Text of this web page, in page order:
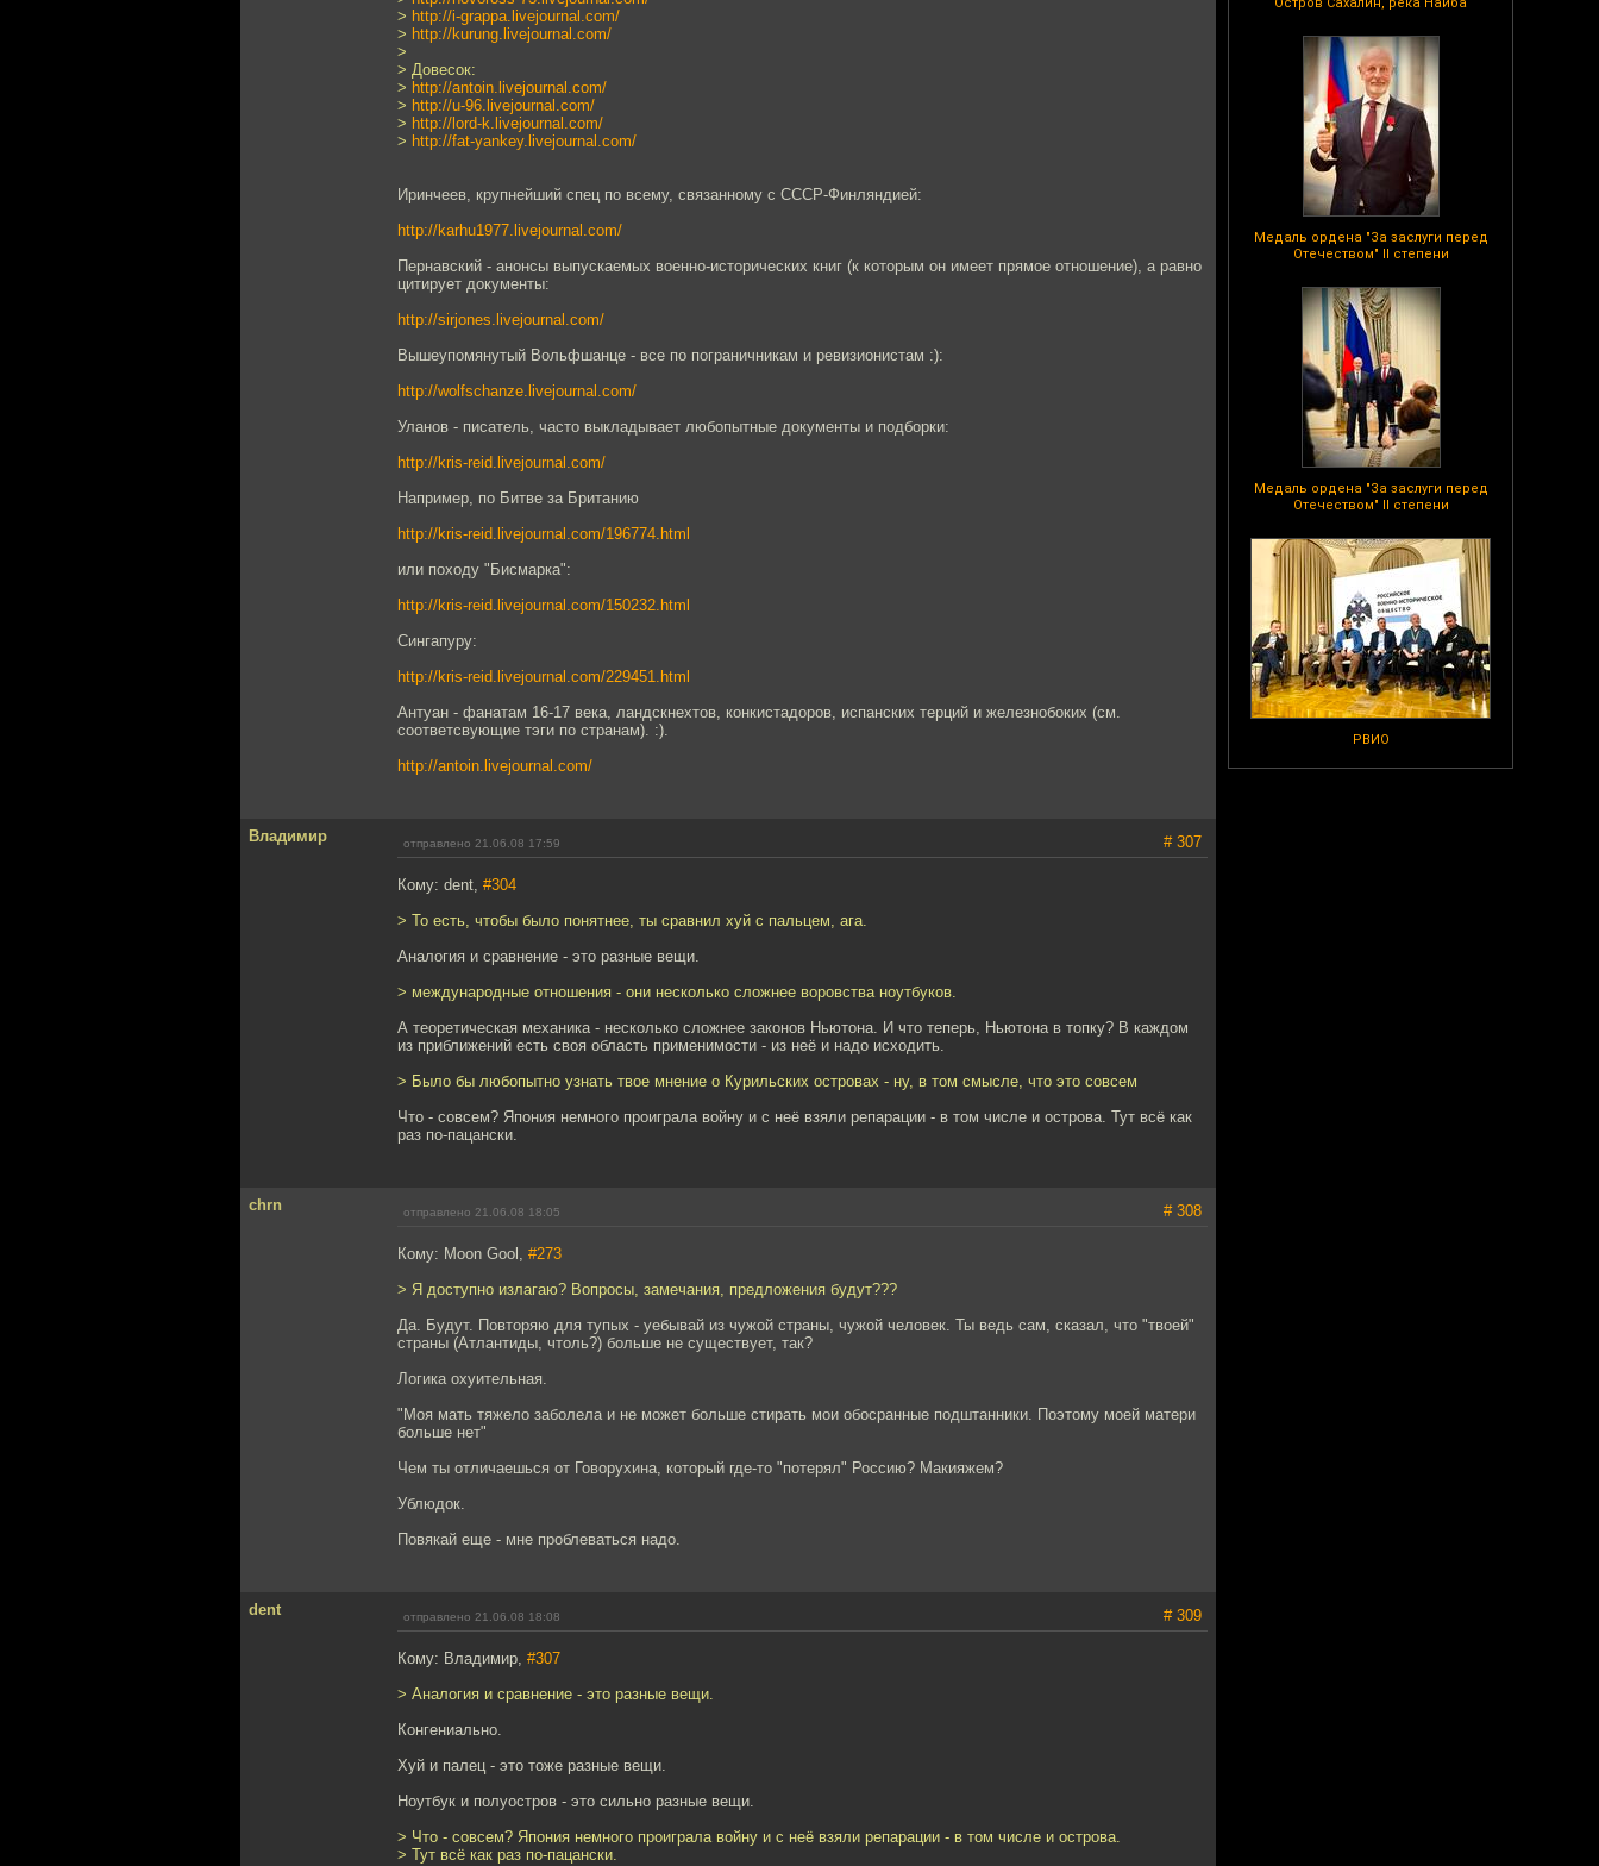
Медаль ордена "За заслуги перед
Отечеством" II степени
Медаль ордена "За заслуги перед
Отечеством" II степени
РВИО
> http://i-grappa.livejournal.com/
> http://kurung.livejournal.com/
>
> Довесок:
> http://antoin.livejournal.com/
> http://u-96.livejournal.com/
> http://lord-k.livejournal.com/
> http://fat-yankey.livejournal.com/
Иринчеев, крупнейший спец по всему, связанному с СССР-Финляндией:
http://karhu1977.livejournal.com/
Пернавский - анонсы выпускаемых военно-исторических книг (к которым он имеет прямое отношение), а равно
цитирует документы:
http://sirjones.livejournal.com/
Вышеупомянутый Вольфшанце - все по пограничникам и ревизионистам :):
http://wolfschanze.livejournal.com/
Уланов - писатель, часто выкладывает любопытные документы и подборки:
http://kris-reid.livejournal.com/
Например, по Битве за Британию
http://kris-reid.livejournal.com/196774.html
или походу "Бисмарка":
http://kris-reid.livejournal.com/150232.html
Сингапуру:
http://kris-reid.livejournal.com/229451.html
Антуан - фанатам 16-17 века, ландскнехтов, конкистадоров, испанских терций и железнобоких (см.
соответсвующие тэги по странам). :).
http://antoin.livejournal.com/
Владимир отправлено 21.06.08 17:59 # 307
Кому: dent, #304
> То есть, чтобы было понятнее, ты сравнил хуй с пальцем, ага.
Аналогия и сравнение - это разные вещи.
> международные отношения - они несколько сложнее воровства ноутбуков.
А теоретическая механика - несколько сложнее законов Ньютона. И что теперь, Ньютона в топку? В каждом
из приближений есть своя область применимости - из неё и надо исходить.
> Было бы любопытно узнать твое мнение о Курильских островах - ну, в том смысле, что это совсем
Что - совсем? Япония немного проиграла войну и с неё взяли репарации - в том числе и острова. Тут всё как
раз по-пацански.
chrn отправлено 21.06.08 18:05 # 308
Кому: Moon Gool, #273
> Я доступно излагаю? Вопросы, замечания, предложения будут???
Да. Будут. Повторяю для тупых - уебывай из чужой страны, чужой человек. Ты ведь сам, сказал, что "твоей"
страны (Атлантиды, чтоль?) больше не существует, так?
Логика охуительная.
"Моя мать тяжело заболела и не может больше стирать мои обосранные подштанники. Поэтому моей матери
больше нет"
Чем ты отличаешься от Говорухина, который где-то "потерял" Россию? Макияжем?
Ублюдок.
Повякай еще - мне проблеваться надо.
dent отправлено 21.06.08 18:08 # 309
Кому: Владимир, #307
> Аналогия и сравнение - это разные вещи.
Конгениально.
Хуй и палец - это тоже разные вещи.
Ноутбук и полуостров - это сильно разные вещи.
> Что - совсем? Япония немного проиграла войну и с неё взяли репарации - в том числе и острова.
> Тут всё как раз по-пацански.